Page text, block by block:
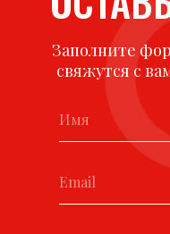
Заполните
свяжутся с